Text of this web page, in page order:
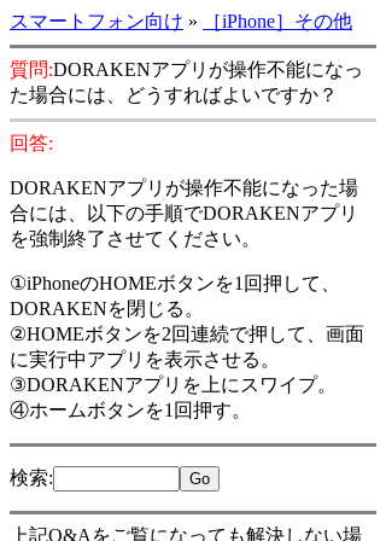
スマートフォン向け » ［iPhone］その他
質問:DORAKENアプリが操作不能になっ
た場合には、どうすればよいですか？
回答:
DORAKENアプリが操作不能になった場
合には、以下の手順でDORAKENアプリ
を強制終了させてください。
①iPhoneのHOMEボタンを1回押して、
DORAKENを閉じる。
②HOMEボタンを2回連続で押して、画面
に実行中アプリを表示させる。
③DORAKENアプリを上にスワイプ。
④ホームボタンを1回押す。
検索:
上記Q&Aをご覧になっても解決しない場